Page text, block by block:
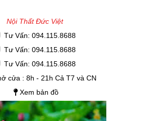
Nội Thất Đức Việt
Tư Vấn: 094.115.8688
Tư Vấn: 094.115.8688
Tư Vấn: 094.115.8688
cửa : 8h - 21h Cả T7 và CN
Xem bản đồ